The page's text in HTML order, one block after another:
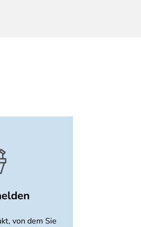
von dem Sie